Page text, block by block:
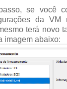
se você
da VM
terá novo
imagem abaixo: